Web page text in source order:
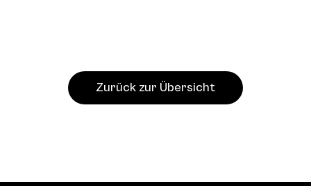
Zurück zur Übersicht